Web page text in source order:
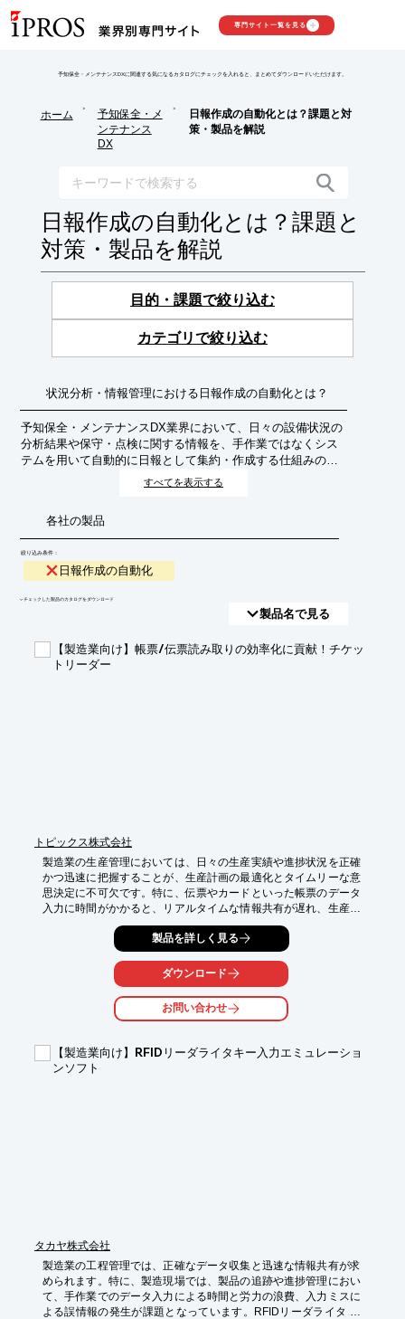
専門サイト一覧を見る
予知保全・メンテナンスDXに関連する気になるカタログにチェックを入れると、まとめてダウンロードいただけます。
ホーム
>
予知保全・メ
ンテナンス
DX
>
日報作成の自動化とは？課題と対
策・製品を解説
日報作成の自動化とは？課題と
対策・製品を解説
目的・課題で絞り込む
カテゴリで絞り込む
状況分析・情報管理における日報作成の自動化とは？
予知保全・メンテナンスDX業界において、日々の設備状況の
分析結果や保守・点検に関する情報を、手作業ではなくシス
テムを用いて自動的に日報として集約・作成する仕組みのこ
とです。これにより、担当者の負担軽減、情報共有の迅速
化、データに基づいた的確な意思決定を支援します。
すべてを表示する
各社の製品
絞り込み条件：
日報作成の自動化
​▼チェックした製品のカタログをダウンロード
製品名で見る
【製造業向け】帳票/伝票読み取りの効率化に貢献！チケッ
トリーダー
トピックス株式会社
製造業の生産管理においては、日々の生産実績や進捗状況を正確
かつ迅速に把握することが、生産計画の最適化とタイムリーな意
思決定に不可欠です。特に、伝票やカードといった帳票のデータ
入力に時間がかかると、リアルタイムな情報共有が遅れ、生産ラ
インのボトルネック発見や改善活動の遅延につながる可能性があ
ります。当社のチケットリーダー『TX-2000』は、こうした帳票
の読み取り作業を自動化・高速化することで、生産管理業務の効
率向上に貢献します。
【活用シーン】
・現品票や納品書の読み取り
・部品や資材の入出庫管理
・進捗状況のデータ入力
製品を詳しく見る
ダウンロード
お問い合わせ
【製造業向け】RFIDリーダライタキー入力エミュレーショ
ンソフト
タカヤ株式会社
製造業の工程管理では、正確なデータ収集と迅速な情報共有が求
められます。特に、製造現場では、製品の追跡や進捗管理におい
て、手作業でのデータ入力による時間と労力の浪費、入力ミスに
よる誤情報の発生が課題となっています。RFIDリーダライタ キ